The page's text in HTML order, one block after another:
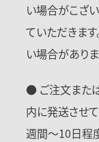
い場合がこざ
ていただきま
い場合がありま
● ご注文また
内に発送させ
週間〜10日程